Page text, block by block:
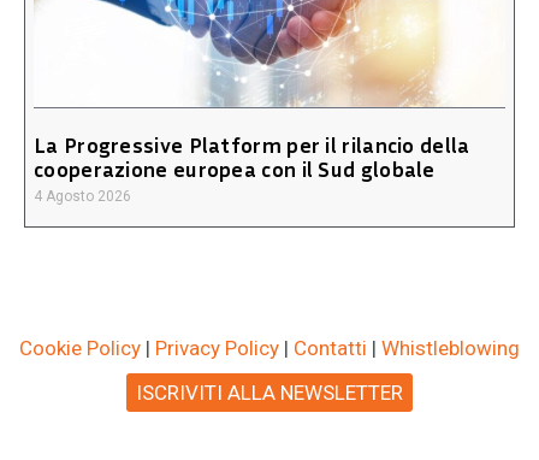
La Progressive Platform per il rilancio della
cooperazione europea con il Sud globale
4 Agosto 2026
Cookie Policy | Privacy Policy | Contatti | Whistleblowing
ISCRIVITI ALLA NEWSLETTER